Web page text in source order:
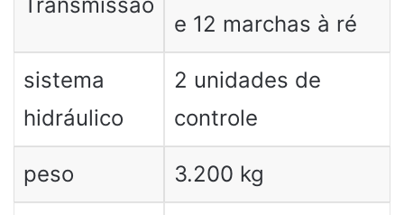
e 12 marchas à ré
sistema
hidráulico
2 unidades de
controle
peso 3.200 kg